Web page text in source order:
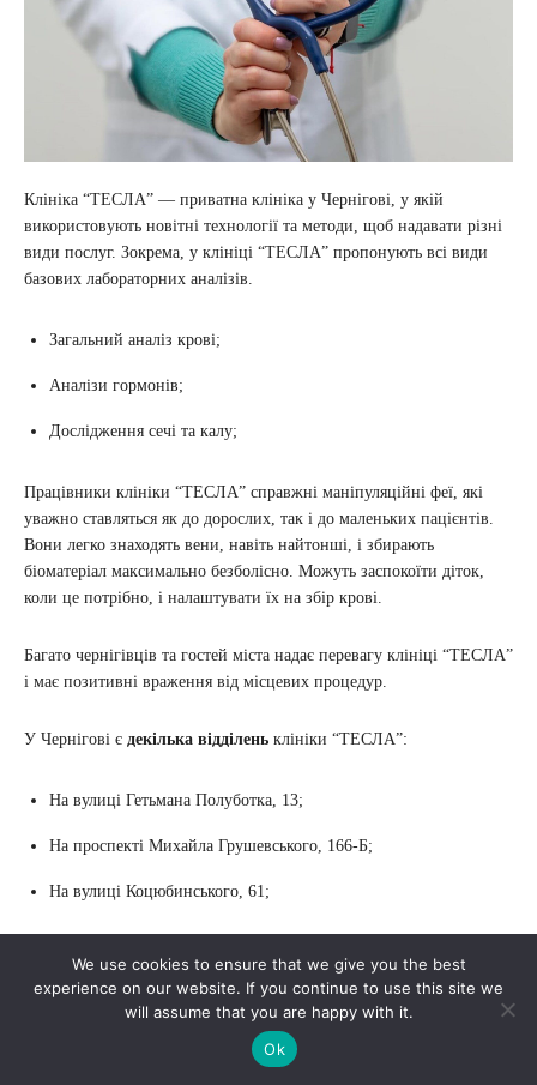
Клініка “ТЕСЛА” — приватна клініка у Чернігові, у якій
використовують новітні технології та методи, щоб надавати різні
види послуг. Зокрема, у клініці “ТЕСЛА” пропонують всі види
базових лабораторних аналізів.
Загальний аналіз крові;
Аналізи гормонів;
Дослідження сечі та калу;
Працівники клініки “ТЕСЛА” справжні маніпуляційні феї, які
уважно ставляться як до дорослих, так і до маленьких пацієнтів.
Вони легко знаходять вени, навіть найтонші, і збирають
біоматеріал максимально безболісно. Можуть заспокоїти діток,
коли це потрібно, і налаштувати їх на збір крові.
Багато чернігівців та гостей міста надає перевагу клініці “ТЕСЛА”
і має позитивні враження від місцевих процедур.
У Чернігові є декілька відділень клініки “ТЕСЛА”:
На вулиці Гетьмана Полуботка, 13;
На проспекті Михайла Грушевського, 166-Б;
На вулиці Коцюбинського, 61;
Медичний центр “100% ЖИТТЯ”
We use cookies to ensure that we give you the best
experience on our website. If you continue to use this site we
will assume that you are happy with it.
Ok